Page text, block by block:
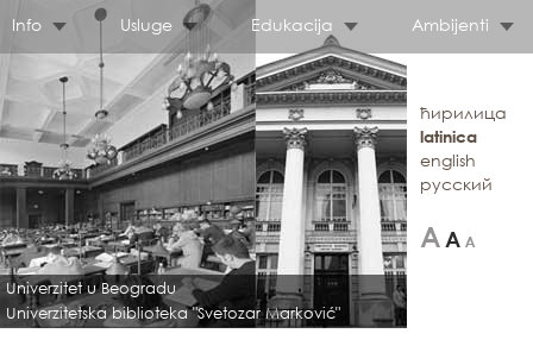
Info Usluge Edukacija Ambijenti
Univerzitet u Beogradu
Univerzitetska biblioteka "Svetozar Marković"
ћирилица
latinica
english
русский